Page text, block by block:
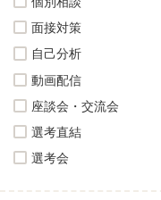
面接対策
自己分析
動画配信
座談会・交流会
選考直結
選考会